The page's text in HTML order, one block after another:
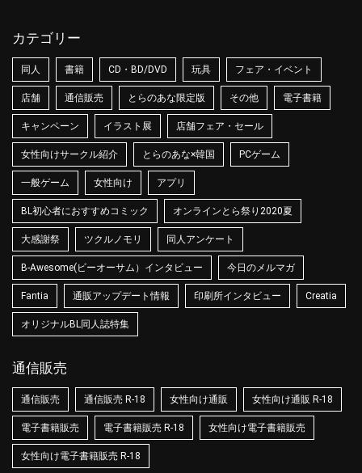
カテゴリー
同人 書籍 CD・BD/DVD 玩具 フェア・イベント
店舗 通信販売 とらのあな限定版 その他 電子書籍
キャンペーン イラスト展 店舗フェア・セール
女性向けサークル紹介 とらのあな×韓国 PCゲーム
一般ゲーム 女性向け アプリ
BL初心者におすすめコミック オンラインとら祭り2020夏
大感謝祭 ツクルノモリ 同人アンケート
B-Awesome(ビーオーサム）インタビュー 今日のメルマガ
Fantia 通販アップデート情報 印刷所インタビュー Creatia
オリジナルBL同人誌特集
通信販売
通信販売 通信販売 R-18 女性向け通販 女性向け通販 R-18
電子書籍販売 電子書籍販売 R-18 女性向け電子書籍販売
女性向け電子書籍販売 R-18